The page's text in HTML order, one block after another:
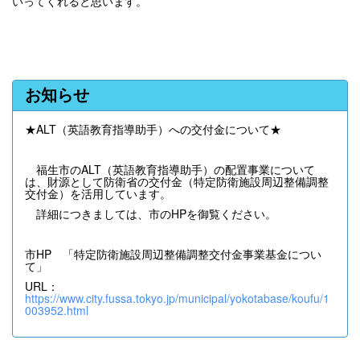
お知らせ
★ALT（英語教育指導助手）への交付金について★
福生市のALT（英語教育指導助手）の配置事業について
は、財源として防衛省の交付金（特定防衛施設周辺整備調整
交付金）を活用しています。
詳細につきましては、市のHPを御覧ください。
市HP 「特定防衛施設周辺整備調整交付金事業基金につい
て」
URL：
https://www.city.fussa.tokyo.jp/municipal/yokotabase/koufu/1
003952.html